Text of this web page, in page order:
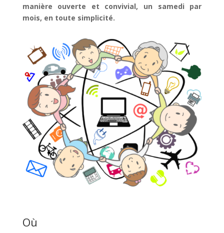
manière ouverte et convivial, un samedi par
mois, en toute simplicité.
Où